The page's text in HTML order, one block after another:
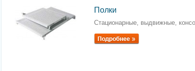
Полки
Стационарные, выдвижные,